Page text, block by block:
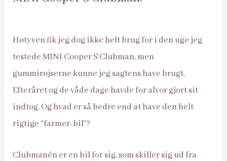
Høtyven fik jeg dog ikke helt brug for i den uge jeg
testede MINI Cooper S Clubman, men
gummirøjserne kunne jeg sagtens have brugt.
Efteråret og de våde dage havde for alvor gjort sit
indtog. Og hvad er så bedre end at have den helt
rigtige “farmer-bil”?
Clubman´en er en bil for sig, som skiller sig ud fra